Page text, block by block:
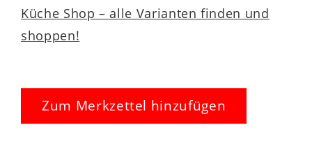
Küche Shop – alle Varianten finden und
shoppen!
Zum Merkzettel hinzufügen